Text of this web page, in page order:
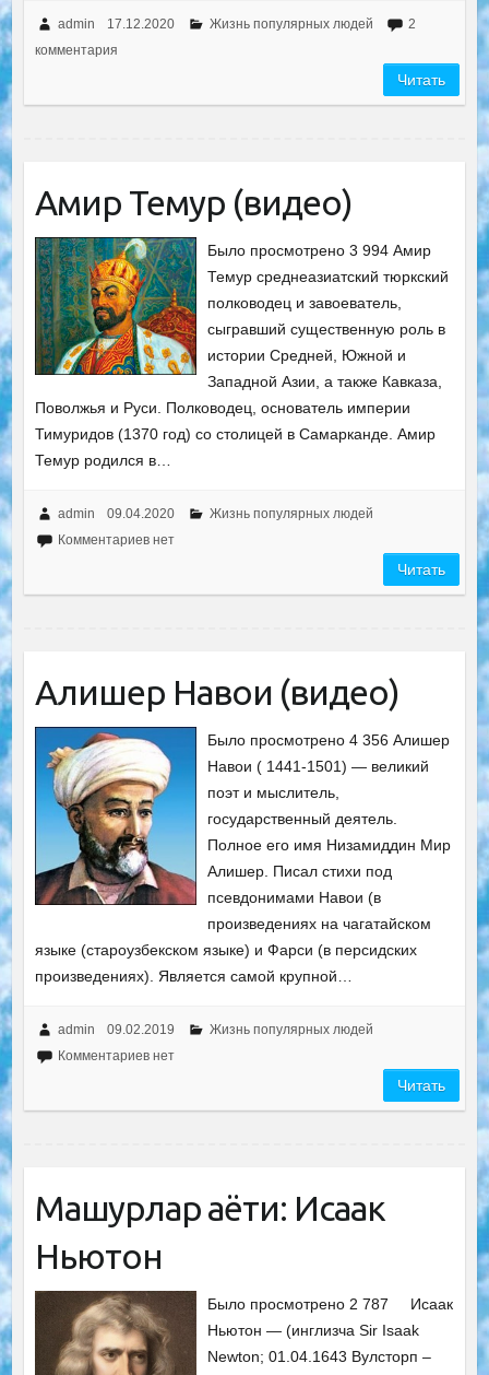
admin 17.12.2020 Жизнь популярных людей
2
комментария
Читать
Амир Темур (видео)
Было просмотрено 3 994 Амир
Темур среднеазиатский тюркский
полководец и завоеватель,
сыгравший существенную роль в
истории Средней, Южной и
Западной Азии, а также Кавказа,
Поволжья и Руси. Полководец, основатель империи
Тимуридов (1370 год) со столицей в Самарканде. Амир
Темур родился в…
admin 09.04.2020
Жизнь популярных людей
Комментариев нет
Читать
Алишер Навои (видео)
Было просмотрено 4 356 Алишер
Навои ( 1441-1501) — великий
поэт и мыслитель,
государственный деятель.
Полное его имя Низамиддин Мир
Алишер. Писал стихи под
псевдонимами Навои (в
произведениях на чагатайском
языке (староузбекском языке) и Фарси (в персидских
произведениях). Является самой крупной…
admin 09.02.2019
Жизнь популярных людей
Комментариев нет
Читать
Машҳурлар ҳаёти: Исаак
Ньютон
Было просмотрено 2 787 Исаак
Ньютон — (инглизча Sir Isaak
Newton; 01.04.1643 Вулсторп –